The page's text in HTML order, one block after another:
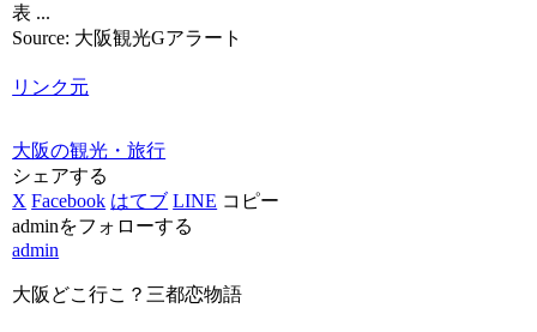
表 ...
Source: 大阪観光Gアラート
リンク元
大阪の観光・旅行
シェアする
X Facebook はてブ LINE コピー
adminをフォローする
admin
大阪どこ行こ？三都恋物語